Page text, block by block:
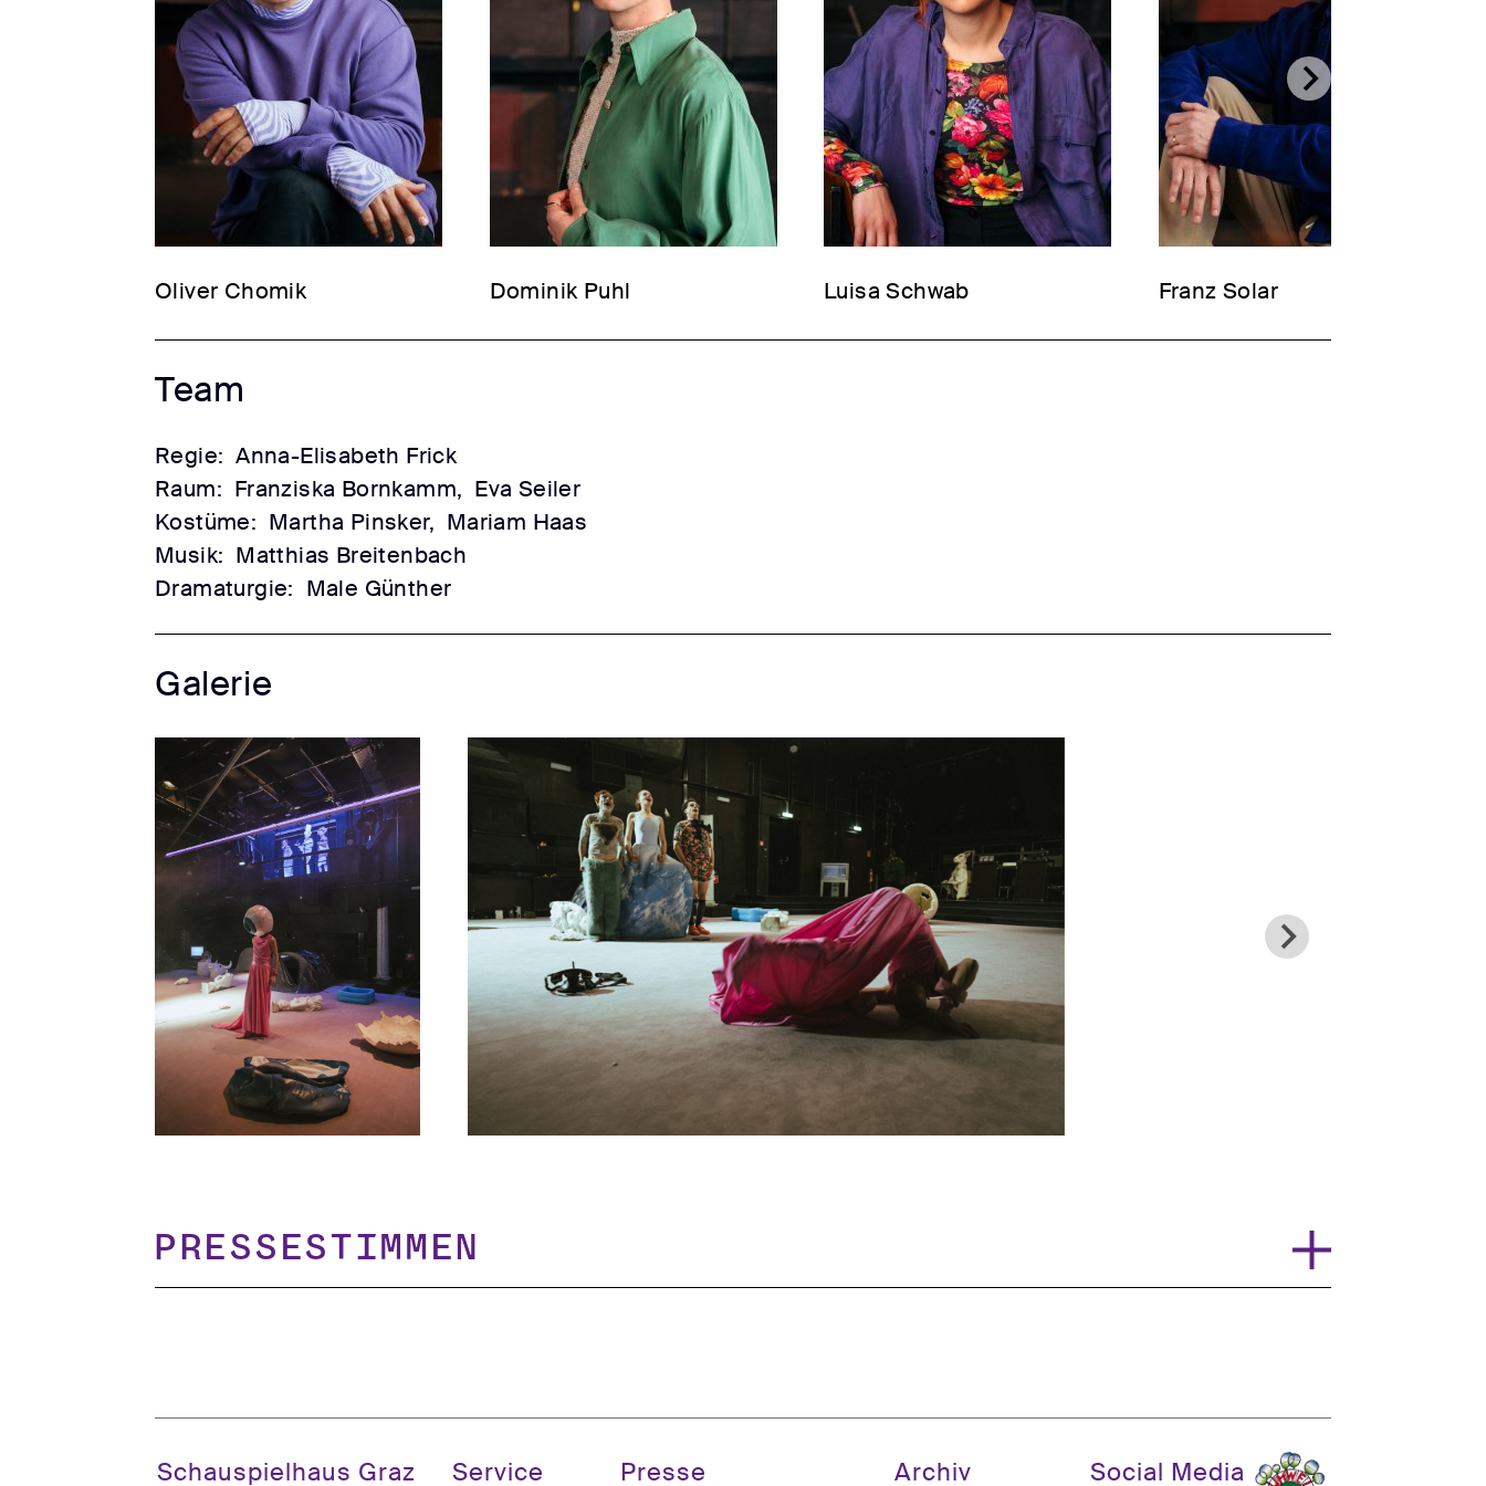
Oliver Chomik Dominik Puhl Luisa Schwab Franz Solar
Team
Regie: Anna-Elisabeth Frick
Raum: Franziska Bornkamm, Eva Seiler
Kostüme: Martha Pinsker, Mariam Haas
Musik: Matthias Breitenbach
Dramaturgie: Male Günther
Galerie
Pressestimmen
Schauspielhaus Graz Service Presse Archiv Social Media